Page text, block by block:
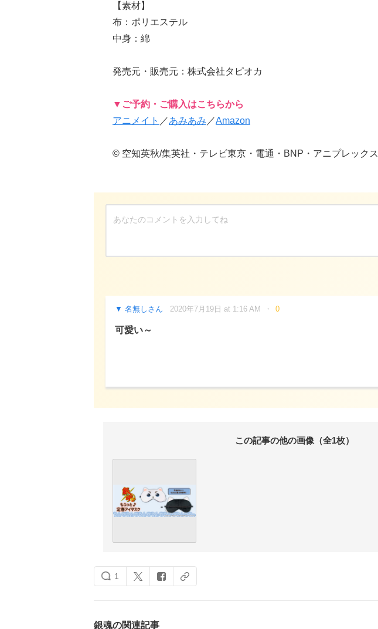
【素材】
布：ポリエステル
中身：綿
発売元・販売元：株式会社タピオカ
▼ご予約・ご購入はこちらから
アニメイト ／あみあみ ／Amazon
© 空知英秋/集英社・テレビ東京・電通・BNP・アニプレックス
名無しさん 2020年7月19日 at 1:16 AM 0
可愛い～
この記事の他の画像（全1枚）
1
銀魂の関連記事